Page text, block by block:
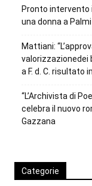
Pronto intervento
una donna a Palmi
Mattiani:
valorizzazionedei
a F. d. C. risultato
“L’Archivista di
celebra il nuovo
Gazzana
Categorie